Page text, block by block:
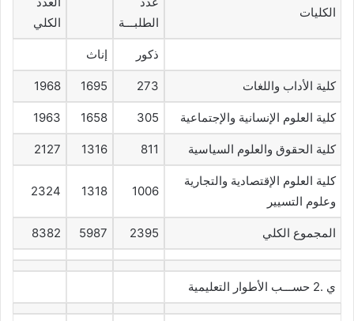
الكليات
الطلبـــة
الكلي
ذكور إناث
كلية الأداب واللغات 273
1695
1968
كلية العلوم الإنسانية والإجتماعية 305
1658
1963
كلية الحقوق والعلوم السياسية 811
1316
2127
كلية العلوم الإقتصادية والتجارية
وعلوم التسيير
1006
1318
2324
المجموع الكلي 2395
5987
8382
ي .2 حســـب الأطوار التعليمية